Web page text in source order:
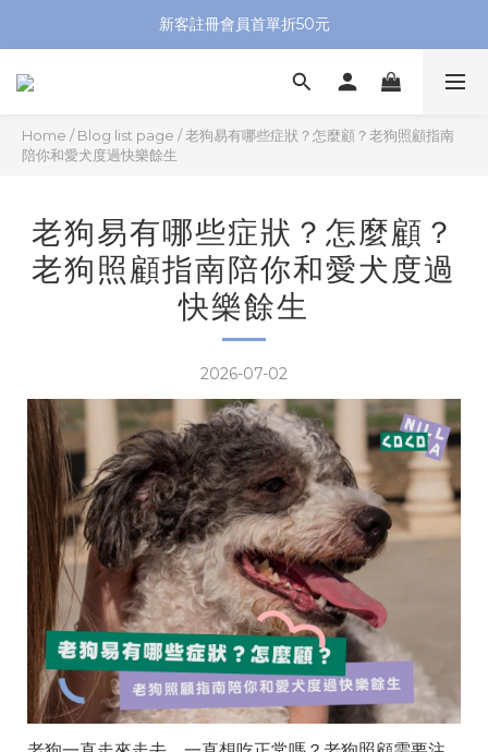
新客註冊會員首單折50元
Home /Blog list page /老狗易有哪些症狀？怎麼顧？老狗照顧指南
陪你和愛犬度過快樂餘生
老狗易有哪些症狀？怎麼顧？
老狗照顧指南陪你和愛犬度過
快樂餘生
2026-07-02